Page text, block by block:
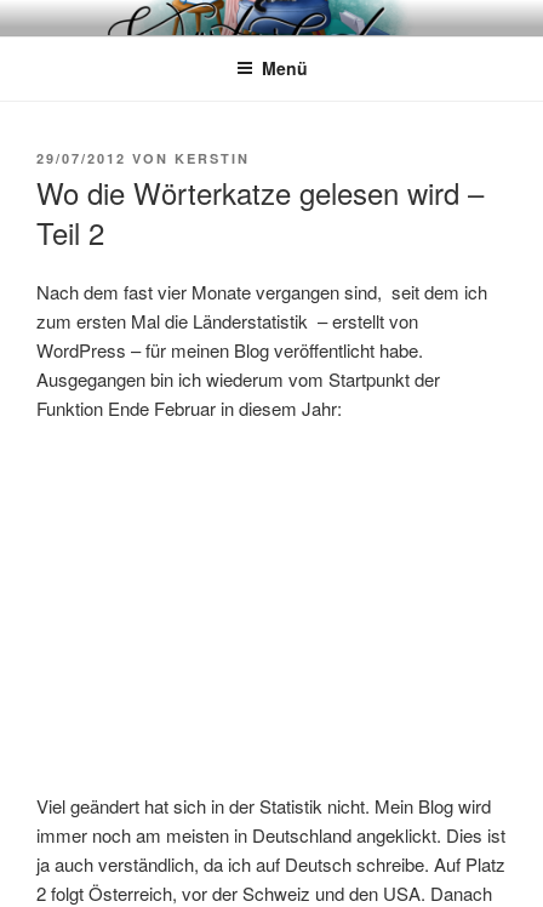
Zum
InhaltWÖRTERKATZE
Von Büchern erzählen
Menü
VERÖFFENTLICHT
29/07/2012 VON KERSTIN
Wo die Wörterkatze gelesen wird –
Teil 2
Nach dem fast vier Monate vergangen sind, seit dem ich
zum ersten Mal die Länderstatistik – erstellt von
WordPress – für meinen Blog veröffentlicht habe.
Ausgegangen bin ich wiederum vom Startpunkt der
Funktion Ende Februar in diesem Jahr:
Viel geändert hat sich in der Statistik nicht. Mein Blog wird
immer noch am meisten in Deutschland angeklickt. Dies ist
ja auch verständlich, da ich auf Deutsch schreibe. Auf Platz
2 folgt Österreich, vor der Schweiz und den USA. Danach